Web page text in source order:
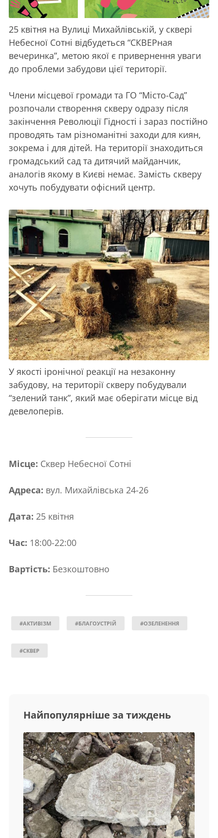
25 квітня на Вулиці Михайлівській, у сквері
Небесної Сотні відбудеться “СКВЕРная
вечеринка”, метою якої є привернення уваги
до проблеми забудови цієї території.
Члени місцевої громади та ГО “Місто-Сад”
розпочали створення скверу одразу після
закінчення Революції Гідності і зараз постійно
проводять там різноманітні заходи для киян,
зокрема і для дітей. На території знаходиться
громадський сад та дитячий майданчик,
аналогів якому в Києві немає. Замість скверу
хочуть побудувати офісний центр.
У якості іронічної реакції на незаконну
забудову, на території скверу побудували
“зелений танк”, який має оберігати місце від
девелоперів.
Місце: Сквер Небесної Сотні
Адреса: вул. Михайлівська 24-26
Дата: 25 квітня
Час: 18:00-22:00
Вартість: Безкоштовно
#АКТИВІЗМ #БЛАГОУСТРІЙ #ОЗЕЛЕНЕННЯ
#СКВЕР
Найпопулярніше за тиждень